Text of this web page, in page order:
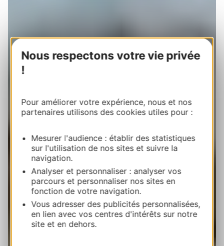
Nous respectons votre vie privée
!
Pour améliorer votre expérience, nous et nos
partenaires utilisons des cookies utiles pour :
Mesurer l'audience : établir des statistiques
sur l'utilisation de nos sites et suivre la
navigation.
Analyser et personnaliser : analyser vos
parcours et personnaliser nos sites en
fonction de votre navigation.
Vous adresser des publicités personnalisées,
en lien avec vos centres d'intérêts sur notre
site et en dehors.